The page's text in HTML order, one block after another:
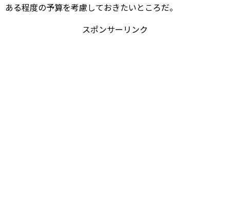
ある程度の予算を考慮しておきたいところだ。
スポンサーリンク